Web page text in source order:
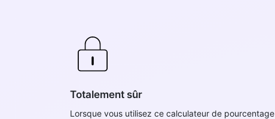
Totalement sûr
Lorsque vous utilisez ce calculateur de pourcentage